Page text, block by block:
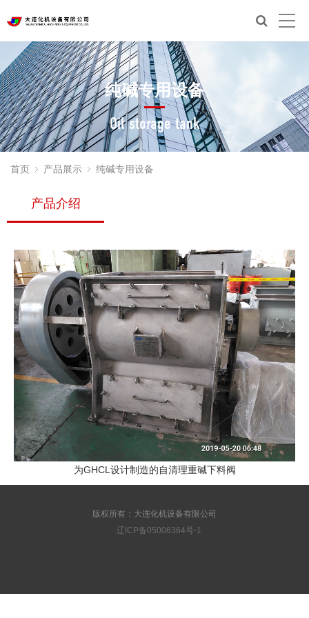
纯碱专用设备
Oil storage tank
首页 产品展示 纯碱专用设备
产品介绍
为GHCL设计制造的自清理重碱下料阀
版权所有：大连化机设备有限公司
辽ICP备05006364号-1